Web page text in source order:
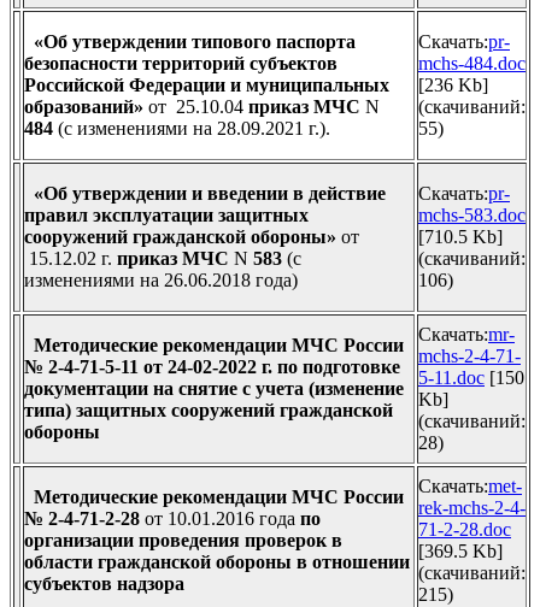
«Об утверждении типового паспорта
безопасности территорий субъектов
Российской Федерации и муниципальных
образований» от 25.10.04 приказ МЧС N
484 (с изменениями на 28.09.2021 г.).
Скачать:pr-
mchs-484.doc
[236 Kb]
(cкачиваний:
55)
«Об утверждении и введении в действие
правил эксплуатации защитных
сооружений гражданской обороны» от
15.12.02 г. приказ МЧС N 583 (с
изменениями на 26.06.2018 года)
Скачать:pr-
mchs-583.doc
[710.5 Kb]
(cкачиваний:
106)
Методические рекомендации МЧС России
№ 2-4-71-5-11 от 24-02-2022 г. по подготовке
документации на снятие с учета (изменение
типа) защитных сооружений гражданской
обороны
Скачать:mr-
mchs-2-4-71-
5-11.doc [150
Kb]
(cкачиваний:
28)
Методические рекомендации МЧС России
№ 2-4-71-2-28 от 10.01.2016 года по
организации проведения проверок в
области гражданской обороны в отношении
субъектов надзора
Скачать:met-
rek-mchs-2-4-
71-2-28.doc
[369.5 Kb]
(cкачиваний:
215)